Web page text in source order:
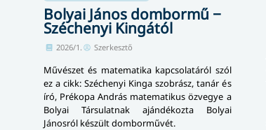
Bolyai János dombormű −
Széchenyi Kingától
2026/1. Szerkesztő
Művészet és matematika kapcsolatáról szól
ez a cikk: Széchenyi Kinga szobrász, tanár és
író, Prékopa András matematikus özvegye a
Bolyai Társulatnak ajándékozta Bolyai
Jánosról készült domborművét.